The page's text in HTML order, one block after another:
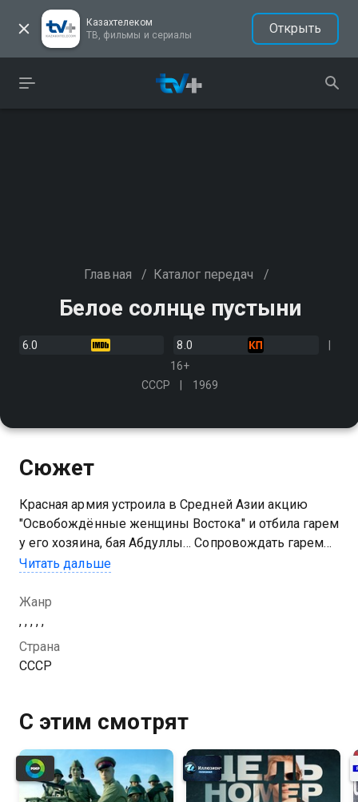
Казахтелеком
ТВ, фильмы и сериалы
Открыть
Главная / Каталог передач /
Белое солнце пустыни
6.0
8.0
16+
СССР
1969
Сюжет
Красная армия устроила в Средней Азии акцию
"Освобождённые женщины Востока" и отбила гарем
у его хозяина, бая Абдуллы… Сопровождать гарем
поручено товарищу Сухову и его помощнику
Читать дальше
Жанр
, , , , ,
Страна
СССР
С этим смотрят